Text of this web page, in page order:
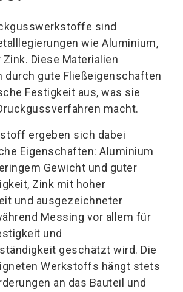
sind
wie Aluminium,
Diese Materialien
durch gute Fließeigenschaften
Festigkeit aus, was sie
macht.
ergeben sich dabei
Eigenschaften: Aluminium
Gewicht und guter
Zink mit hoher
und ausgezeichneter
Messing vor allem für
und
geschätzt wird. Die
Werkstoffs hängt stets
an das Bauteil und